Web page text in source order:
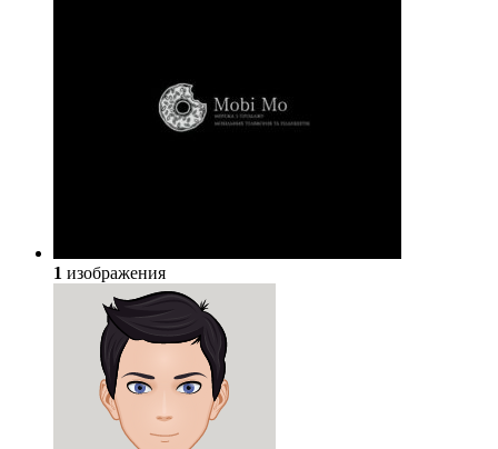
1 изображения